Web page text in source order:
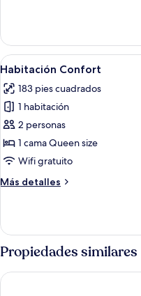
doble
Confort
Abrir
todas
las
fotos
de
Habitación
Confort
5
Habitación Confort
183 pies cuadrados
1 habitación
2 personas
1 cama Queen size
Wifi gratuito
Más detalles
Más
Confort
Propiedades similares
Kysthotellet Djursland